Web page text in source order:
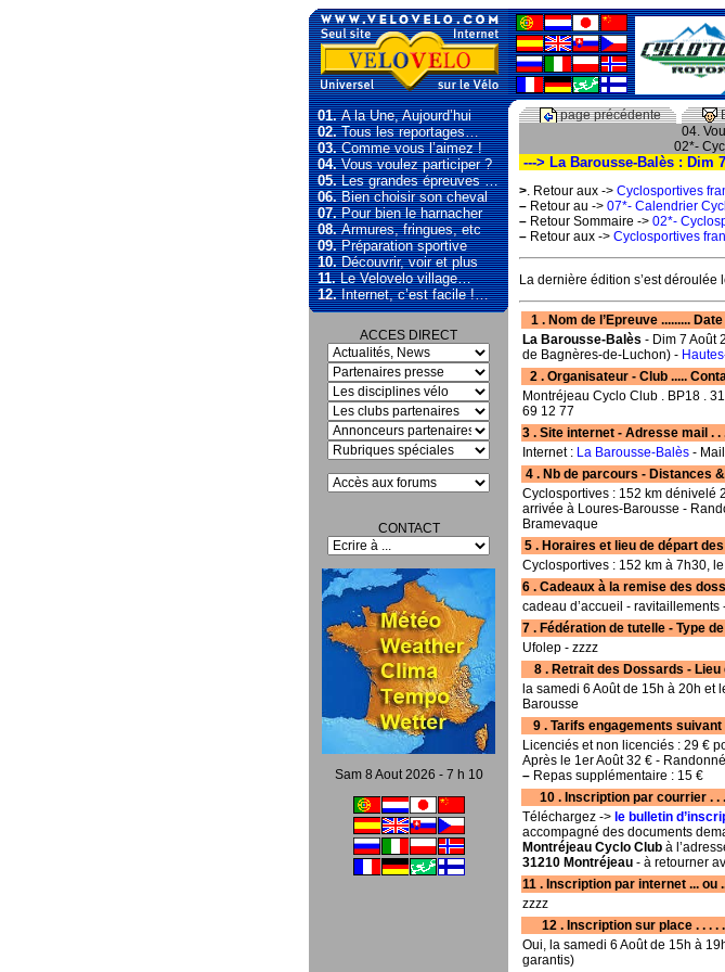
01.A la Une, Aujourd’hui
02.Tous les reportages…
03.Comme vous l’aimez !
04.Vous voulez participer ?
05.Les grandes épreuves …
06.Bien choisir son cheval
07.Pour bien le harnacher
08.Armures, fringues, etc
09.Préparation sportive
10.Découvrir, voir et plus
11.Le Velovelo village…
12.Internet, c’est facile !…
ACCES DIRECT
CONTACT
Sam 8 Aout 2026 - 7 h 10
page précédente
04.
02*-
---> La Barousse-Balès : Dim
>. Retour aux -> Cyclosportives
– Retour au -> 07*- Calendrier
– Retour Sommaire -> 02*-
– Retour aux -> Cyclosportives
La dernière édition s’est déroulée
1 . Nom de l’Epreuve .........
La Barousse-Balès - Dim 7 Août
de Bagnères-de-Luchon) -
2 . Organisateur - Club .....
Montréjeau Cyclo Club . BP18 .
69 12 77
3 . Site internet - Adresse mail . . . .
Internet : La Barousse-Balès -
4 . Nb de parcours - Distances
Cyclosportives : 152 km dénivelé
arrivée à Loures-Barousse -
Bramevaque
5 . Horaires et lieu de départ
Cyclosportives : 152 km à 7h30,
6 . Cadeaux à la remise des
cadeau d’accueil -
7 . Fédération de tutelle - Type
Ufolep - zzzz
8 . Retrait des Dossards - Lieu
la samedi 6 Août de 15h à 20h et
Barousse
9 . Tarifs engagements
Licenciés et non licenciés : 29 €
Après le 1er Août 32 € -
– Repas supplémentaire : 15 €
10 . Inscription par courrier . . . .
Téléchargez -> le bulletin
accompagné des documents
Montréjeau Cyclo Club à
31210 Montréjeau - à retourner
11 . Inscription par internet ...
zzzz
12 . Inscription sur place . . . . . .
Oui, la samedi 6 Août de 15h à
garantis)